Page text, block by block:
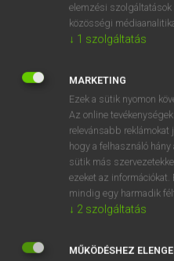
MICROSOFT
BEÉPÜLŐ
ONLINE
EGYÉNI
elemzési szolgáltatások
közösségi
↓ 1 szolgáltatás
MARKETING
Ezek a sütik nyomon
Az online
relevánsabb reklámokat
hogy a felhasználó
sütik más
ezeket az
mindig egy harmadik
↓ 2 szolgáltatás
MŰKÖDÉSHEZ